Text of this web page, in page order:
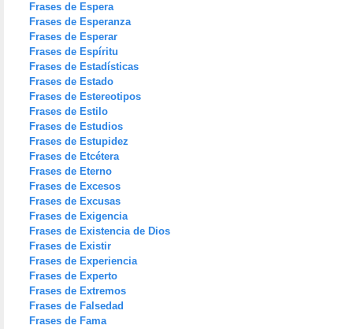
Frases de Espera
Frases de Esperanza
Frases de Esperar
Frases de Espíritu
Frases de Estadísticas
Frases de Estado
Frases de Estereotipos
Frases de Estilo
Frases de Estudios
Frases de Estupidez
Frases de Etcétera
Frases de Eterno
Frases de Excesos
Frases de Excusas
Frases de Exigencia
Frases de Existencia de Dios
Frases de Existir
Frases de Experiencia
Frases de Experto
Frases de Extremos
Frases de Falsedad
Frases de Fama